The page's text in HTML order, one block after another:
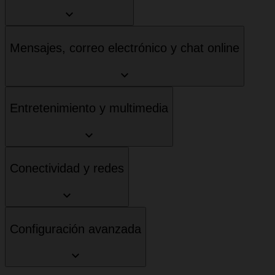
Mensajes, correo electrónico y chat online
Entretenimiento y multimedia
Conectividad y redes
Configuración avanzada